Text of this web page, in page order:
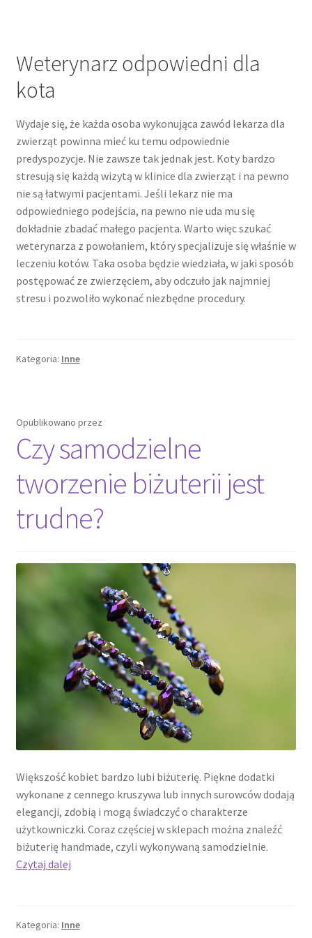
Weterynarz odpowiedni dla
kota
Wydaje się, że każda osoba wykonująca zawód lekarza dla
zwierząt powinna mieć ku temu odpowiednie
predyspozycje. Nie zawsze tak jednak jest. Koty bardzo
stresują się każdą wizytą w klinice dla zwierząt i na pewno
nie są łatwymi pacjentami. Jeśli lekarz nie ma
odpowiedniego podejścia, na pewno nie uda mu się
dokładnie zbadać małego pacjenta. Warto więc szukać
weterynarza z powołaniem, który specjalizuje się właśnie w
leczeniu kotów. Taka osoba będzie wiedziała, w jaki sposób
postępować ze zwierzęciem, aby odczuło jak najmniej
stresu i pozwoliło wykonać niezbędne procedury.
Kategoria: Inne
Opublikowano przez
Czy samodzielne
tworzenie biżuterii jest
trudne?
Większość kobiet bardzo lubi biżuterię. Piękne dodatki
wykonane z cennego kruszywa lub innych surowców dodają
elegancji, zdobią i mogą świadczyć o charakterze
użytkowniczki. Coraz częściej w sklepach można znaleźć
biżuterię handmade, czyli wykonywaną samodzielnie.
Czytaj dalejCzy
jest
Kategoria: Inne